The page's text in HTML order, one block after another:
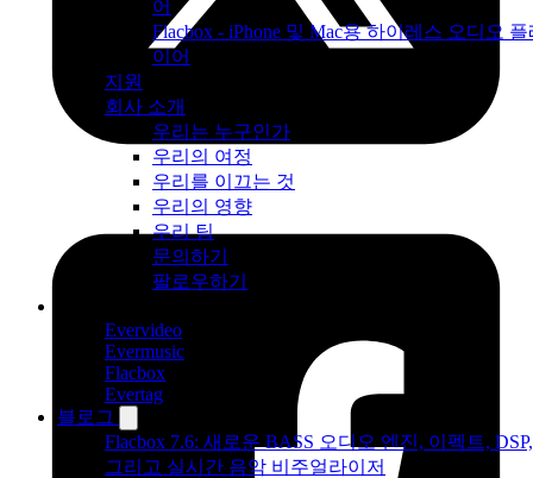
어
Flacbox - iPhone 및 Mac용 하이레스 오디오 플
이어
지원
회사 소개
우리는 누구인가
우리의 여정
우리를 이끄는 것
우리의 영향
우리 팀
문의하기
팔로우하기
Evervideo
Evermusic
Flacbox
Evertag
블로그
Flacbox 7.6: 새로운 BASS 오디오 엔진, 이펙트, DSP,
그리고 실시간 음악 비주얼라이저